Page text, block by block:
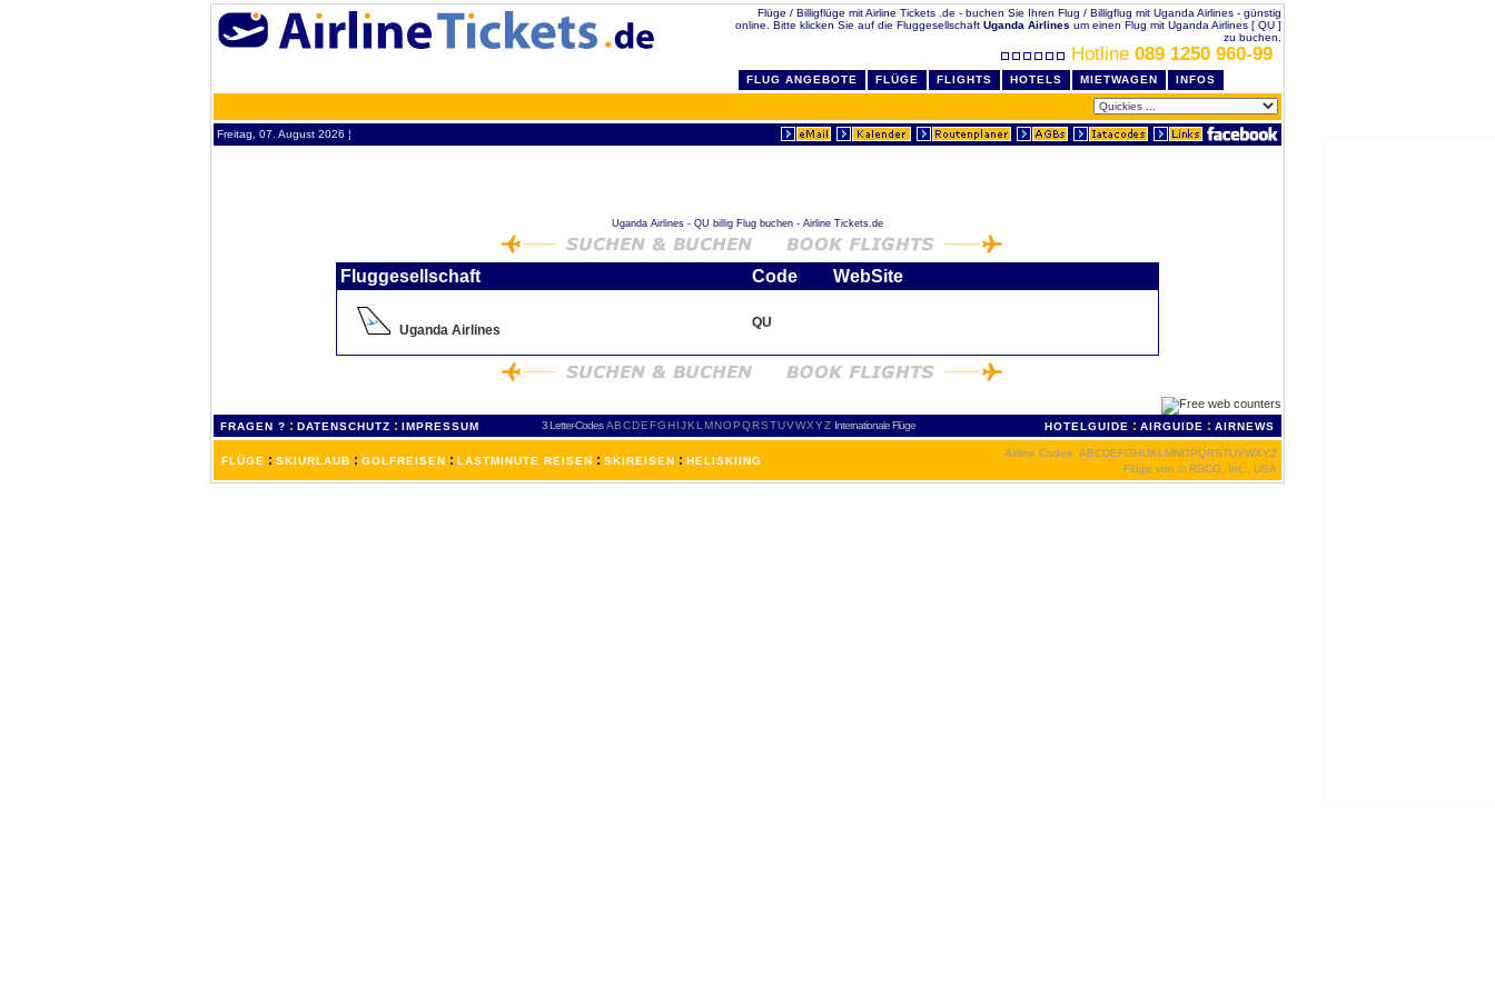
Flüge / Billigflüge mit Airline Tickets .de - buchen Sie Ihren Flug / Billigflug mit Uganda Airlines - günstig
online. Bitte klicken Sie auf die Fluggesellschaft Uganda Airlines um einen Flug mit Uganda Airlines [ QU ]
zu buchen.
Hotline 089 1250 960-99
FLUG ANGEBOTE FLÜGE FLIGHTS HOTELS MIETWAGEN INFOS
Freitag, 07. August 2026 ¦
Uganda Airlines - QU billig Flug buchen - Airline Tickets.de
Fluggesellschaft Code WebSite
Uganda Airlines QU
FRAGEN ? : DATENSCHUTZ : IMPRESSUM 3 Letter-Codes ABCDEFGH IJKL MNOPQRSTUVWXYZ Internationale Flüge HOTELGUIDE : AIRGUIDE : AIRNEWS
FLÜGE : SKIURLAUB : GOLFREISEN : LASTMINUTE REISEN : SKIREISEN : HELISKIING
Airline Codes ABCDEFGHIJKL MNOPQRSTUVWXYZ
Flüge von © RSCG, Inc., USA